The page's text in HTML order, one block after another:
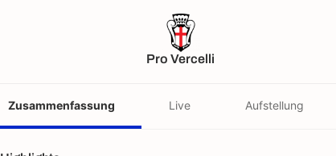
Pro Vercelli
Zusammenfassung Live Aufstellung